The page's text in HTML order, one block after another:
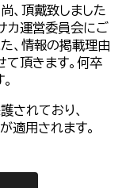
、頂戴致しました
カ運営委員会にご
、情報の掲載理由
て頂きます。何卒
れており、
が適用されます。